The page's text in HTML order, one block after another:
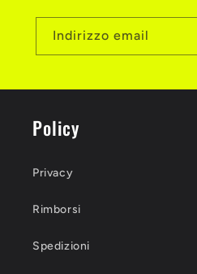
Indirizzo email
Policy
Privacy
Rimborsi
Spedizioni